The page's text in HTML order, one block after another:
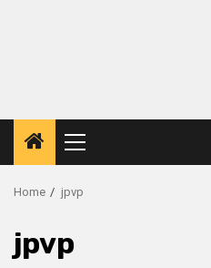
Primary
Menu
Home jpvp
jpvp